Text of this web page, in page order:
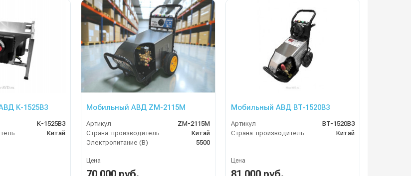
K-1525B3
K-1525B3
Китай
Мобильный АВД ZM-2115М
Артикул
ZM-2115М
Страна-производитель
Китай
Электропитание (В)
5500
Цена
Мобильный АВД BT-1520B3
Артикул
BT-1520B3
Страна-производитель
Китай
Цена